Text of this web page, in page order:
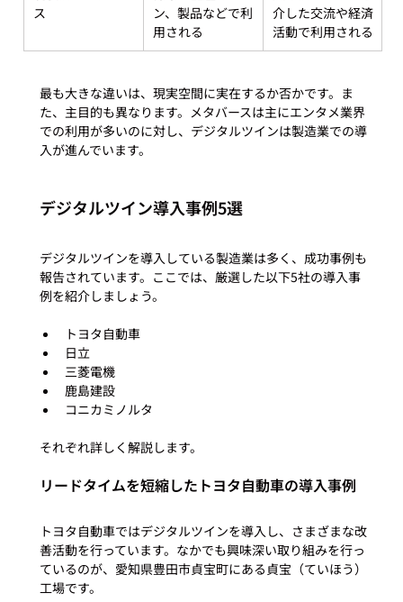
ス
ン、製品などで利
用される
介した交流や経済
活動で利用される
最も大きな違いは、現実空間に実在するか否かです。ま
た、主目的も異なります。メタバースは主にエンタメ業界
での利用が多いのに対し、デジタルツインは製造業での導
デジタルツイン導入事例5選
デジタルツインを導入している製造業は多く、成功事例も
報告されています。ここでは、厳選した以下5社の導入事
トヨタ自動車
日立
三菱電機
鹿島建設
コニカミノルタ
リードタイムを短縮したトヨタ自動車の導入事例
トヨタ自動車ではデジタルツインを導入し、さまざまな改
善活動を行っています。なかでも興味深い取り組みを行っ
ているのが、愛知県豊田市貞宝町にある貞宝（ていほう）
工場です。